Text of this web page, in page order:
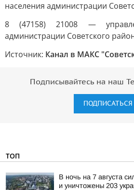
населения администрации
8 (47158) 21008 —
администрации Советского
Источник: Канал в МАКС
Подписывайтесь на наш
ПОДПИСАТЬСЯ
ТОП
В ночь на 7 августа
и уничтожены 203